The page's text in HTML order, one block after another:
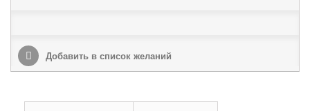
Добавить в список желаний